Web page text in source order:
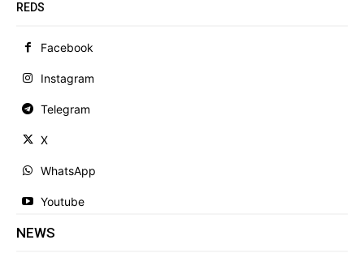
REDS
Facebook
Instagram
Telegram
X
WhatsApp
Youtube
NEWS